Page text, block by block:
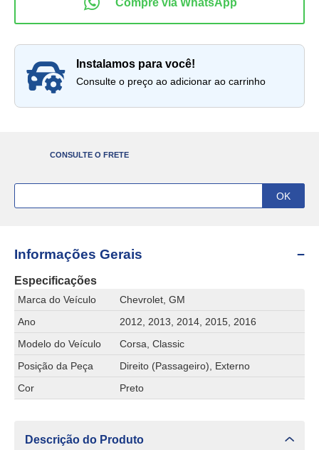
instalamos para você!
Consulte o preço ao adicionar ao carrinho
CONSULTE O FRETE
Informações Gerais
Especificações
Marca do Veículo
Chevrolet, GM
Ano
2012, 2013, 2014, 2015, 2016
Modelo do Veículo
Corsa, Classic
Posição da Peça
Direito (Passageiro), Externo
Cor
Preto
Descrição do Produto